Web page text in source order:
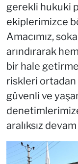
gerekli hukuki
ekiplerimizce
Amacımız,
arındırarak
bir hale
riskleri ortadan
güvenli ve
aralıksız